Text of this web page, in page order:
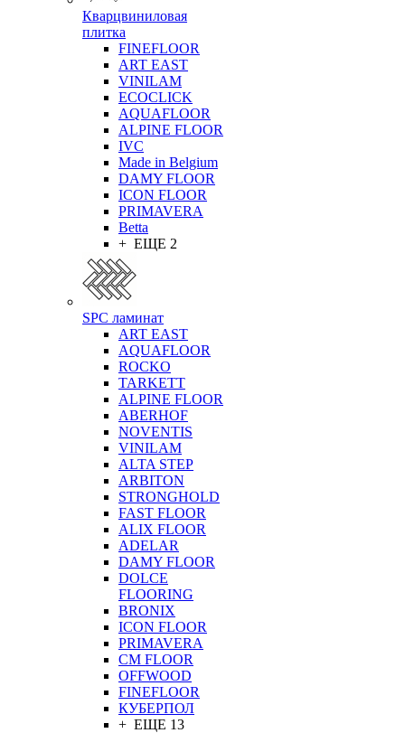
Кварцвиниловая
плитка
FINEFLOOR
ART EAST
VINILAM
ECOCLICK
AQUAFLOOR
ALPINE FLOOR
IVC
Made in Belgium
DAMY FLOOR
ICON FLOOR
PRIMAVERA
Betta
+ ЕЩЕ 2
SPC ламинат
ART EAST
AQUAFLOOR
ROCKO
TARKETT
ALPINE FLOOR
ABERHOF
NOVENTIS
VINILAM
ALTA STEP
ARBITON
STRONGHOLD
FAST FLOOR
ALIX FLOOR
ADELAR
DAMY FLOOR
DOLCE
FLOORING
BRONIX
ICON FLOOR
PRIMAVERA
CM FLOOR
OFFWOOD
FINEFLOOR
КУБЕРПОЛ
+ ЕЩЕ 13